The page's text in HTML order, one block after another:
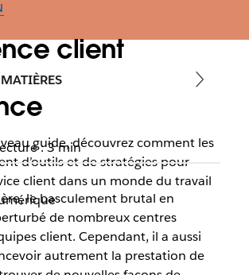
client
par les équipes
guide, découvrez comment les
d’outils et de stratégies pour
client dans un monde du travail
: 3 min
le basculement brutal en
de nombreux centres
client. Cependant, il a aussi
autrement la prestation de